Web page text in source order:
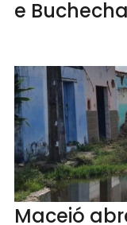
e Buchecha
Maceió